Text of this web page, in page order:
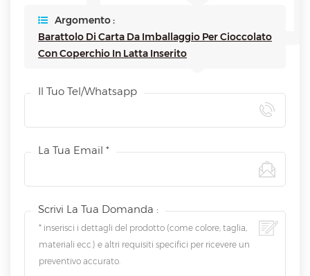
Argomento :
Barattolo Di Carta Da Imballaggio Per Cioccolato
Con Coperchio In Latta Inserito
Il Tuo Tel/whatsapp
La Tua Email *
Scrivi La Tua Domanda :